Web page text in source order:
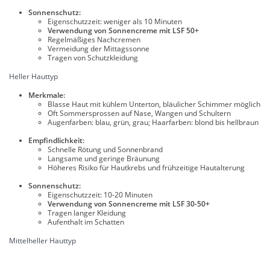
Sonnenschutz:
Eigenschutzzeit: weniger als 10 Minuten
Verwendung von Sonnencreme mit LSF 50+
Regelmäßiges Nachcremen
Vermeidung der Mittagssonne
Tragen von Schutzkleidung
Heller Hauttyp
Merkmale:
Blasse Haut mit kühlem Unterton, bläulicher Schimmer möglich
Oft Sommersprossen auf Nase, Wangen und Schultern
Augenfarben: blau, grün, grau; Haarfarben: blond bis hellbraun
Empfindlichkeit:
Schnelle Rötung und Sonnenbrand
Langsame und geringe Bräunung
Höheres Risiko für Hautkrebs und frühzeitige Hautalterung
Sonnenschutz:
Eigenschutzzeit: 10-20 Minuten
Verwendung von Sonnencreme mit LSF 30-50+
Tragen langer Kleidung
Aufenthalt im Schatten
Mittelheller Hauttyp